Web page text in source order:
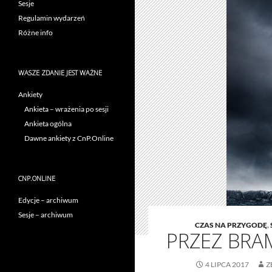
CZAS NA PRZYGODĘ,
PRZEZ
4 LIPCA 2017
Sesje
Regulamin wydarzeń
Różne info
WASZE ZDANIE JEST WAŻNE
Ankiety
Ankieta – wrażenia po sesji
Ankieta ogólna
Dawne ankiety z CnP.Online
CNP.ONLINE
Edycje – archiwum
Sesje – archiwum